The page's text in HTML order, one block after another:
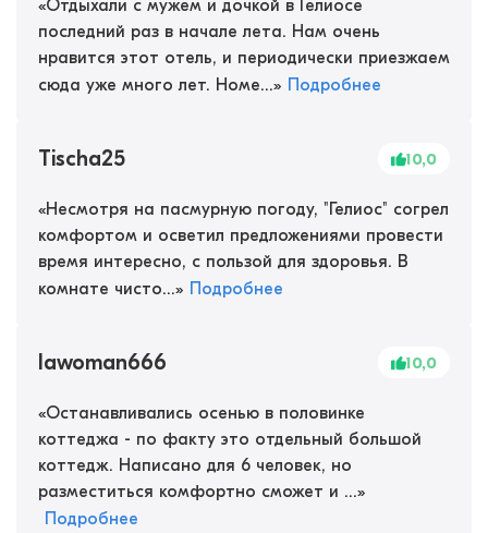
«Отдыхали с мужем и дочкой в Гелиосе
последний раз в начале лета. Нам очень
нравится этот отель, и периодически приезжаем
сюда уже много лет. Номе...» Подробнее
Tischa25 10,0
«Несмотря на пасмурную погоду, "Гелиос" согрел
комфортом и осветил предложениями провести
время интересно, с пользой для здоровья. В
комнате чисто...» Подробнее
lawoman666 10,0
«Останавливались осенью в половинке
коттеджа - по факту это отдельный большой
коттедж. Написано для 6 человек, но
разместиться комфортно сможет и ...»
Подробнее